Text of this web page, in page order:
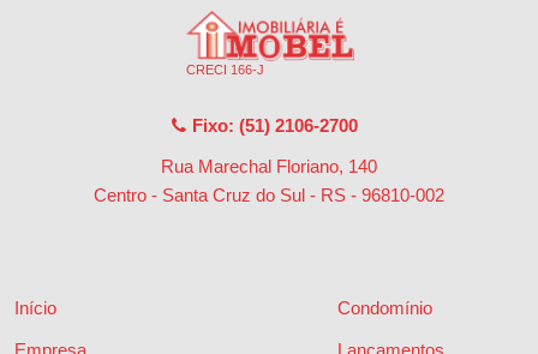
CRECI 166-J
Fixo: (51) 2106-2700
Rua Marechal Floriano, 140
Centro - Santa Cruz do Sul - RS - 96810-002
Início
Empresa
Condomínio
Lançamentos